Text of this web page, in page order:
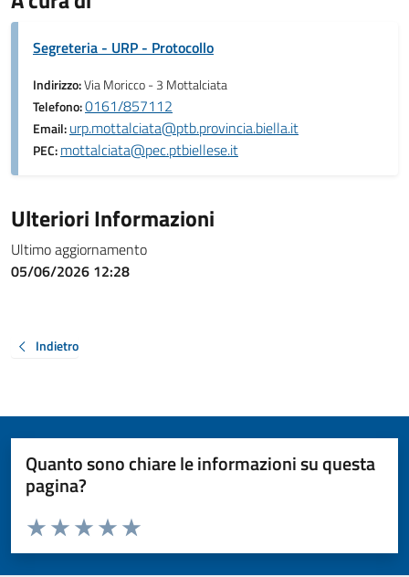
Segreteria - URP - Protocollo
Indirizzo:Via Moricco - 3 Mottalciata
Telefono:0161/857112
Email:urp.mottalciata@ptb.provincia.biella.it
PEC:mottalciata@pec.ptbiellese.it
Ulteriori Informazioni
Ultimo aggiornamento
05/06/2026 12:28
Indietro
Quanto sono chiare le informazioni su questa
pagina?
Valuta da 1 a 5 stelle la pagina
Valuta 5 stelle su 5
Valuta 4 stelle su 5
Valuta 3 stelle su 5
Valuta 2 stelle su 5
Valuta 1 stelle su 5